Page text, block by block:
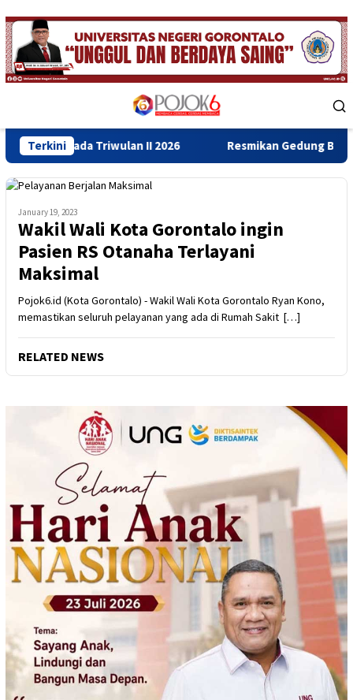
Skip
to
content
Menu
Terkini
Triwulan II 2026 Resmikan Gedung Baru Bahrul Ulum,
January 19, 2023
Wakil Wali Kota Gorontalo ingin
Pasien RS Otanaha Terlayani
Maksimal
Pojok6.id (Kota Gorontalo) - Wakil Wali Kota Gorontalo Ryan Kono,
memastikan seluruh pelayanan yang ada di Rumah Sakit […]
RELATED NEWS